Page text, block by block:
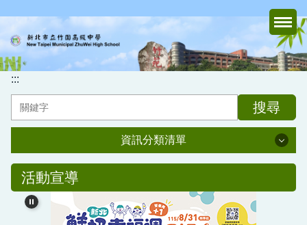
主
要
內
容
:::
搜尋
資訊分類清單
資訊分類清單
認識竹中
活動宣導